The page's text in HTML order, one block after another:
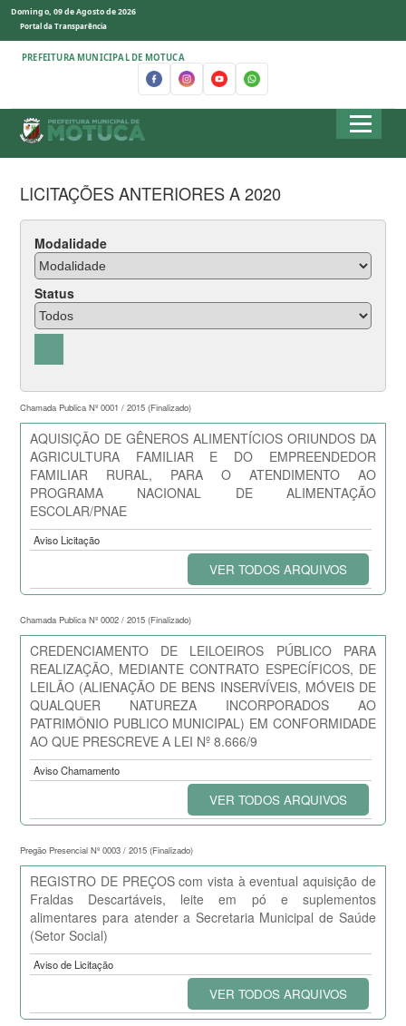
Domingo, 09 de Agosto de 2026
Portal da Transparência
PREFEITURA MUNICIPAL DE MOTUCA
LICITAÇÕES ANTERIORES A 2020
Modalidade
Status
Chamada Publica Nº 0001 / 2015 (Finalizado)
AQUISIÇÃO DE GÊNEROS ALIMENTÍCIOS ORIUNDOS DA
AGRICULTURA FAMILIAR E DO EMPREENDEDOR
FAMILIAR RURAL, PARA O ATENDIMENTO AO
PROGRAMA NACIONAL DE ALIMENTAÇÃO
ESCOLAR/PNAE
Aviso Licitação
VER TODOS ARQUIVOS
Chamada Publica Nº 0002 / 2015 (Finalizado)
CREDENCIAMENTO DE LEILOEIROS PÚBLICO PARA
REALIZAÇÃO, MEDIANTE CONTRATO ESPECÍFICOS, DE
LEILÃO (ALIENAÇÃO DE BENS INSERVÍVEIS, MÓVEIS DE
QUALQUER NATUREZA INCORPORADOS AO
PATRIMÔNIO PUBLICO MUNICIPAL) EM CONFORMIDADE
AO QUE PRESCREVE A LEI Nº 8.666/9
Aviso Chamamento
VER TODOS ARQUIVOS
Pregão Presencial Nº 0003 / 2015 (Finalizado)
REGISTRO DE PREÇOS com vista à eventual aquisição de
Fraldas Descartáveis, leite em pó e suplementos
alimentares para atender a Secretaria Municipal de Saúde
(Setor Social)
Aviso de Licitação
VER TODOS ARQUIVOS